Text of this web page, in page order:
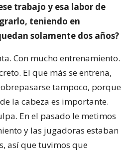
trabajo y esa labor de
teniendo en
solamente dos años?
Con mucho entrenamiento.
El que más se entrena,
tampoco, porque
la cabeza es importante.
En el pasado le metimos
y las jugadoras estaban
así que tuvimos que